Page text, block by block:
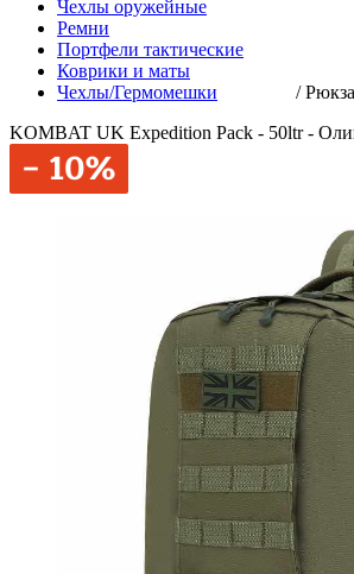
Чехлы оружейные
Ремни
Портфели тактические
Коврики и маты
Чехлы/Гермомешки
/
KOMBAT UK Expedition Pack - 50ltr -